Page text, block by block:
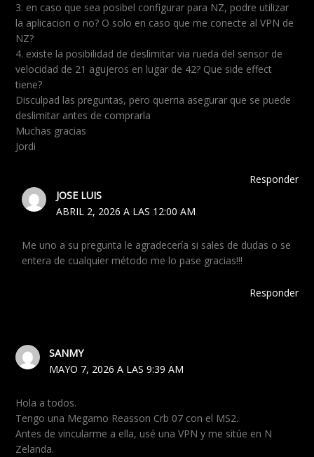
3. en caso que sea posibel configurar para NZ, podre utilizar
la aplicacion o no? O solo en caso que me conecte al VPN de
NZ?
4. existe la posibilidad de deslimitar via rueda del sensor de
velocidad de 21 agujeros en lugar de 42? Que side effect
tiene?
Disculpad las preguntas, pero querria asegurar que se puede
deslimitar antes de comprarla
Muchas gracias
Jordi
Responder
JOSE LUIS
ABRIL 2, 2026 A LAS 12:00 AM
Me uno a su pregunta le agradecería si sales de dudas o se
entera de cualquier método me lo pase gracias!!!
Responder
SANMY
MAYO 7, 2026 A LAS 9:39 AM
Hola a todos.
Tengo una Megamo Reasson Crb 07 con el MS2.
Antes de vincularme a ella, usé una VPN y me sitúe en N
Zelanda.